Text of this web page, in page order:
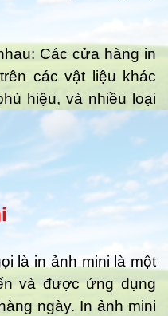
Các cửa hàng in
các vật liệu khác
hiệu, và nhiều loại
là in ảnh mini là một
và được ứng dụng
ngày. In ảnh mini